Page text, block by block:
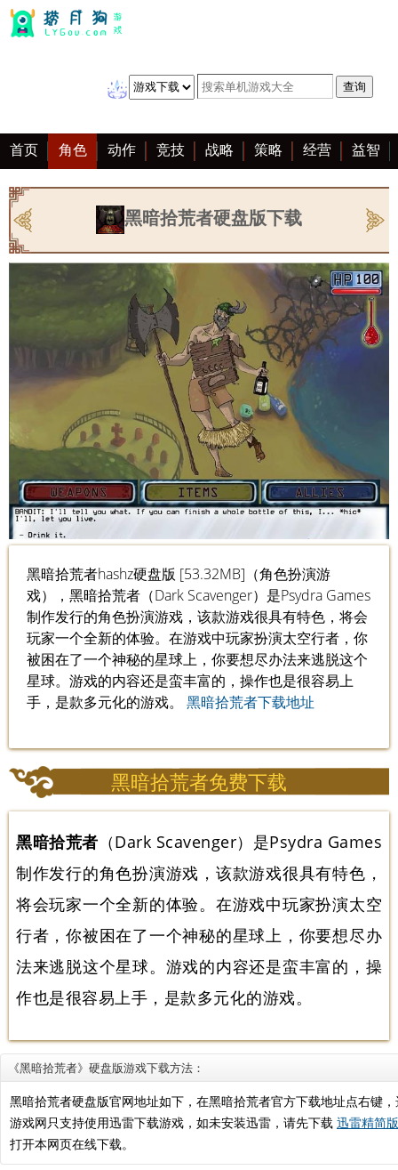
首页 角色 动作 竞技 战略 策略 经营 益智
冒险 棋牌 赛车 音乐 恋爱 单机 大全
黑暗拾荒者硬盘版下载
黑暗拾荒者hashz硬盘版 [53.32MB]（角色扮演游
戏），黑暗拾荒者（Dark Scavenger）是Psydra Games
制作发行的角色扮演游戏，该款游戏很具有特色，将会
玩家一个全新的体验。在游戏中玩家扮演太空行者，你
被困在了一个神秘的星球上，你要想尽办法来逃脱这个
星球。游戏的内容还是蛮丰富的，操作也是很容易上
手，是款多元化的游戏。 黑暗拾荒者下载地址
黑暗拾荒者免费下载
黑暗拾荒者 （Dark Scavenger）是Psydra Games
制作发行的角色扮演游戏，该款游戏很具有特色，
将会玩家一个全新的体验。在游戏中玩家扮演太空
行者，你被困在了一个神秘的星球上，你要想尽办
法来逃脱这个星球。游戏的内容还是蛮丰富的，操
作也是很容易上手，是款多元化的游戏。
《黑暗拾荒者》硬盘版游戏下载方法：
黑暗拾荒者硬盘版官网地址如下，在黑暗拾荒者官方下载地址点右键
游戏网只支持使用迅雷下载游戏，如未安装迅雷，请先下载 迅雷精简
打开本网页在线下载。